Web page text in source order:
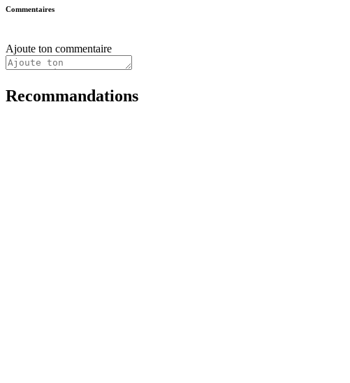
Commentaires
Ajoute ton commentaire
Recommandations